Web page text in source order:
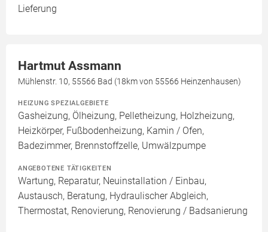
Lieferung
Hartmut Assmann
Mühlenstr. 10, 55566 Bad (18km von 55566 Heinzenhausen)
HEIZUNG SPEZIALGEBIETE
Gasheizung, Ölheizung, Pelletheizung, Holzheizung,
Heizkörper, Fußbodenheizung, Kamin / Ofen,
Badezimmer, Brennstoffzelle, Umwälzpumpe
ANGEBOTENE TÄTIGKEITEN
Wartung, Reparatur, Neuinstallation / Einbau,
Austausch, Beratung, Hydraulischer Abgleich,
Thermostat, Renovierung, Renovierung / Badsanierung